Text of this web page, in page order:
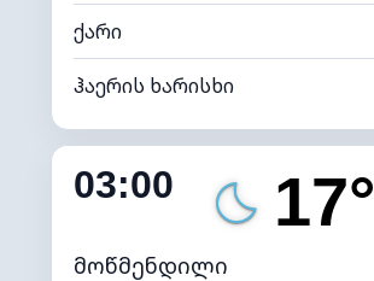
ქარი
ჰაერის ხარისხი
შიდა ტენიანობა
ნამის წერტილი
განათების ინდექსი
03:00 17°
მოწმენდილი